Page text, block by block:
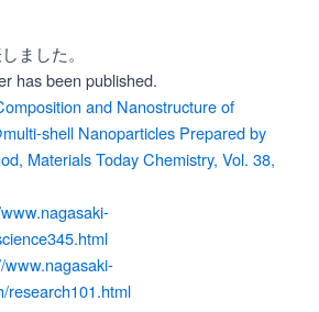
ました。
has been published.
and Nanostructure of
shell Nanoparticles Prepared by
Materials Today Chemistry, Vol. 38,
www.nagasaki-
research101.html